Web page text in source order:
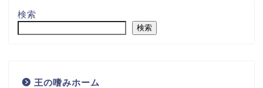
検索
検索
王の嗜みホーム